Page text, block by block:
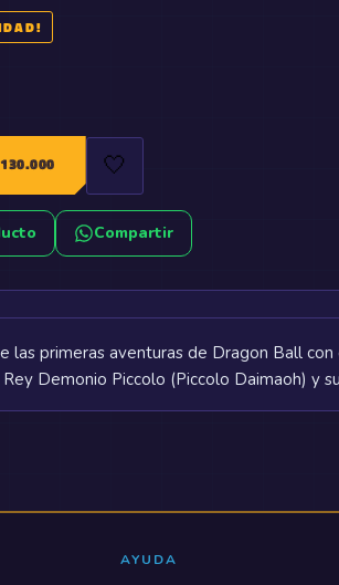
130.000 🤍
Compartir
las primeras aventuras de Dragon Ball
Demonio Piccolo (Piccolo Daimaoh) y
AYUDA